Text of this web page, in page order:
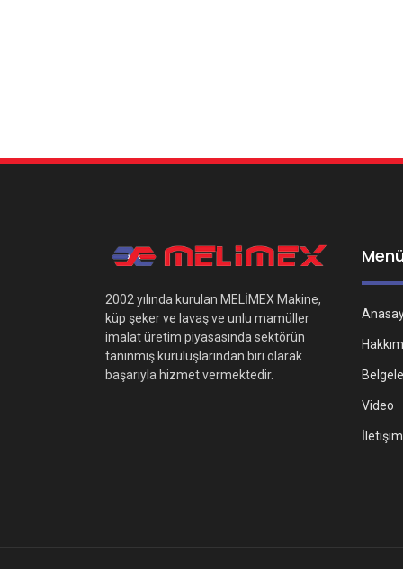
2002 yılında kurulan MELİMEX Makine,
küp şeker ve lavaş ve unlu mamüller
imalat üretim piyasasında sektörün
tanınmış kuruluşlarından biri olarak
başarıyla hizmet vermektedir.
Video
İletişim